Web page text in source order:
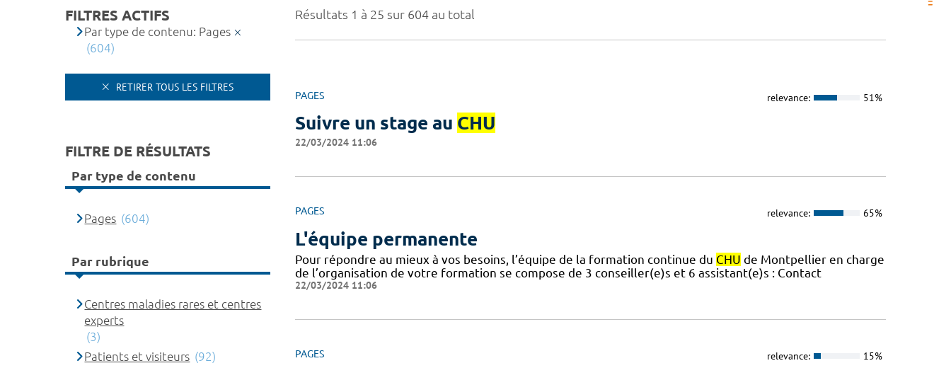
Résultats 1 à 25 sur 604 au total
PAGES relevance: 51%
Suivre un stage au CHU
22/03/2024 11:06
PAGES relevance: 65%
L'équipe permanente
Pour répondre au mieux à vos besoins, l’équipe de la formation continue du CHU de Montpellier en charge
de l’organisation de votre formation se compose de 3 conseiller(e)s et 6 assistant(e)s : Contact
22/03/2024 11:06
PAGES relevance: 15%
FILTRES ACTIFS
Par type de contenu: Pages
(604)
RETIRER TOUS LES FILTRES
FILTRE DE RÉSULTATS
Par type de contenu
Pages (604)
Par rubrique
Centres maladies rares et centres
experts
(3)
Patients et visiteurs (92)